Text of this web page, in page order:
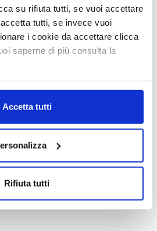
su rifiuta tutti, se vuoi accettare
tutti, se invece vuoi
i cookie da accettare clicca
saperne di più consulta la
Accetta tutti
Rifiuta tutti
CRYSTAL
ΚΑΙ ΕΥΑΙΣΘΗΤΕΣ